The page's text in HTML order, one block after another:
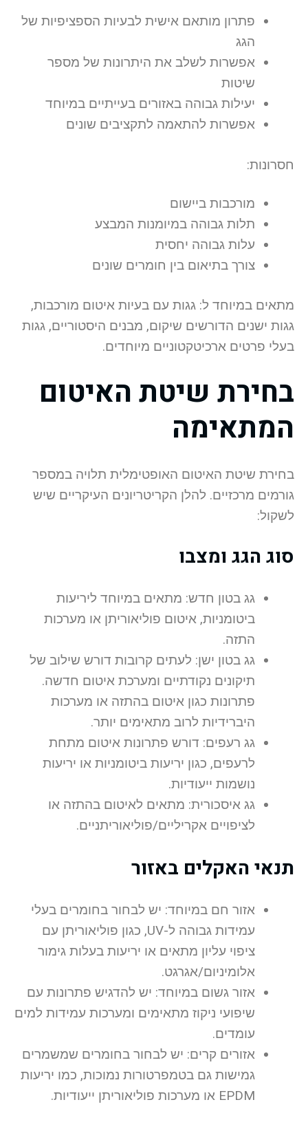
פתרון מותאם אישית לבעיות הספציפיות של
הגג
אפשרות לשלב את היתרונות של מספר
שיטות
יעילות גבוהה באזורים בעייתיים במיוחד
אפשרות להתאמה לתקציבים שונים
חסרונות:
מורכבות ביישום
תלות גבוהה במיומנות המבצע
עלות גבוהה יחסית
צורך בתיאום בין חומרים שונים
מתאים במיוחד ל: גגות עם בעיות איטום מורכבות,
גגות ישנים הדורשים שיקום, מבנים היסטוריים, גגות
בעלי פרטים ארכיטקטוניים מיוחדים.
בחירת שיטת האיטום
המתאימה
בחירת שיטת האיטום האופטימלית תלויה במספר
גורמים מרכזיים. להלן הקריטריונים העיקריים שיש
לשקול:
סוג הגג ומצבו
גג בטון חדש: מתאים במיוחד ליריעות
ביטומניות, איטום פוליאוריתן או מערכות
התזה.
גג בטון ישן: לעתים קרובות דורש שילוב של
תיקונים נקודתיים ומערכת איטום חדשה.
פתרונות כגון איטום בהתזה או מערכות
היברידיות לרוב מתאימים יותר.
גג רעפים: דורש פתרונות איטום מתחת
לרעפים, כגון יריעות ביטומניות או יריעות
נושמות ייעודיות.
גג איסכורית: מתאים לאיטום בהתזה או
לציפויים אקריליים/פוליאוריתניים.
תנאי האקלים באזור
אזור חם במיוחד: יש לבחור בחומרים בעלי
עמידות גבוהה ל-UV, כגון פוליאוריתן עם
ציפוי עליון מתאים או יריעות בעלות גימור
אלומיניום/אגרגט.
אזור גשום במיוחד: יש להדגיש פתרונות עם
שיפועי ניקוז מתאימים ומערכות עמידות למים
עומדים.
אזורים קרים: יש לבחור בחומרים שמשמרים
גמישות גם בטמפרטורות נמוכות, כמו יריעות
EPDM או מערכות פוליאוריתן ייעודיות.